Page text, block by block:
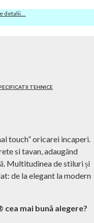
detalii...
TEHNICE
touch” oricarei incaperi.
si tavan, adaugănd
Multitudinea de stiluri și
de la elegant la modern
mai bună alegere?